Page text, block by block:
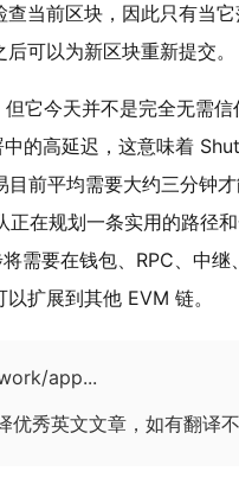
当前区块，因此只有当
可以为新区块重新提交。
它今天并不是完全无需
的高延迟，这意味着
前平均需要大约三分钟
在规划一条实用的路径
需要在钱包、RPC、中
扩展到其他 EVM 链。
app...
优秀英文文章，如有翻译